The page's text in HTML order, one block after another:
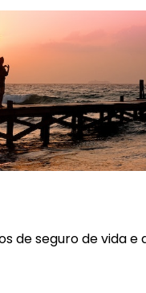
de seguro de vida e